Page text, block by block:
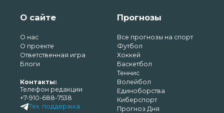
О сайте
О нас
О проекте
Ответственная игра
Блоги
Контакты:
Телефон редакции
+7-910-688-7538
Тех. поддержка
Прогнозы
Все прогнозы на спорт
Футбол
Хоккей
Баскетбол
Теннис
Волейбол
Единоборства
Киберспорт
Прогноз Дня